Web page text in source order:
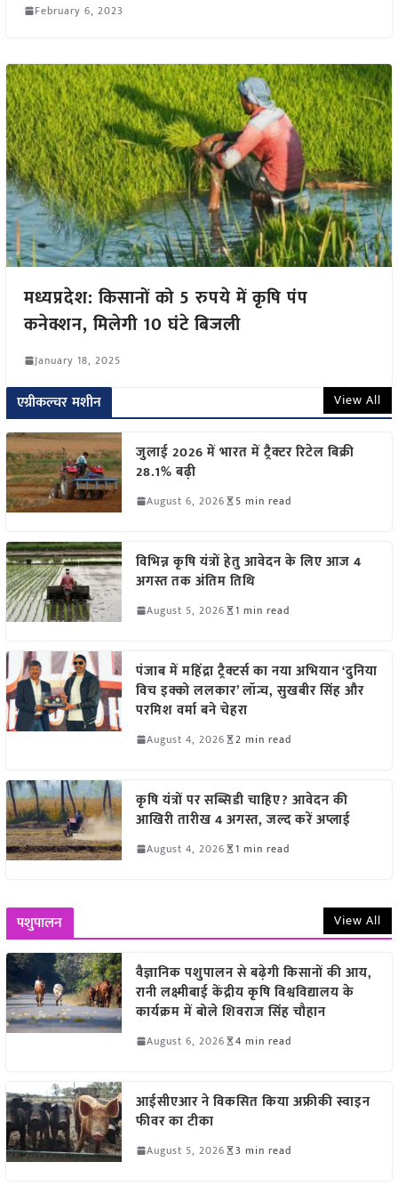
February 6, 2023
मध्यप्रदेश: किसानों को 5 रुपये में कृषि पंप
कनेक्शन, मिलेगी 10 घंटे बिजली
January 18, 2025
एग्रीकल्चर मशीन View All
जुलाई 2026 में भारत में ट्रैक्टर रिटेल बिक्री
28.1% बढ़ी
August 6, 2026 5 min read
विभिन्न कृषि यंत्रों हेतु आवेदन के लिए आज 4
अगस्त तक अंतिम तिथि
August 5, 2026 1 min read
पंजाब में महिंद्रा ट्रैक्टर्स का नया अभियान ‘दुनिया
विच इक्को ललकार’ लॉन्च, सुखबीर सिंह और
परमिश वर्मा बने चेहरा
August 4, 2026 2 min read
कृषि यंत्रों पर सब्सिडी चाहिए? आवेदन की
आखिरी तारीख 4 अगस्त, जल्द करें अप्लाई
August 4, 2026 1 min read
पशुपालन View All
वैज्ञानिक पशुपालन से बढ़ेगी किसानों की आय,
रानी लक्ष्मीबाई केंद्रीय कृषि विश्वविद्यालय के
कार्यक्रम में बोले शिवराज सिंह चौहान
August 6, 2026 4 min read
आईसीएआर ने विकसित किया अफ्रीकी स्वाइन
फीवर का टीका
August 5, 2026 3 min read